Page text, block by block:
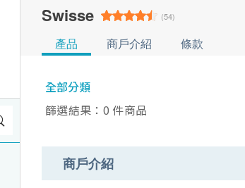
Swisse (54)
產品 商戶介紹 條款
全部分類
篩選結果：0 件商品
商戶介紹